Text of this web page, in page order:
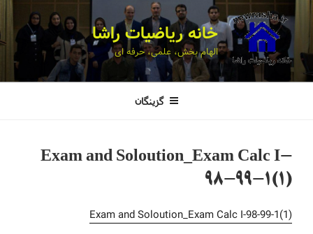
خانه ریاضیات راشا
الهام بخش، علمی، حرفه ای
گزینگان
Exam and Soloution_Exam Calc I-
98-99-1(1)
Exam and Soloution_Exam Calc I-98-99-1(1)